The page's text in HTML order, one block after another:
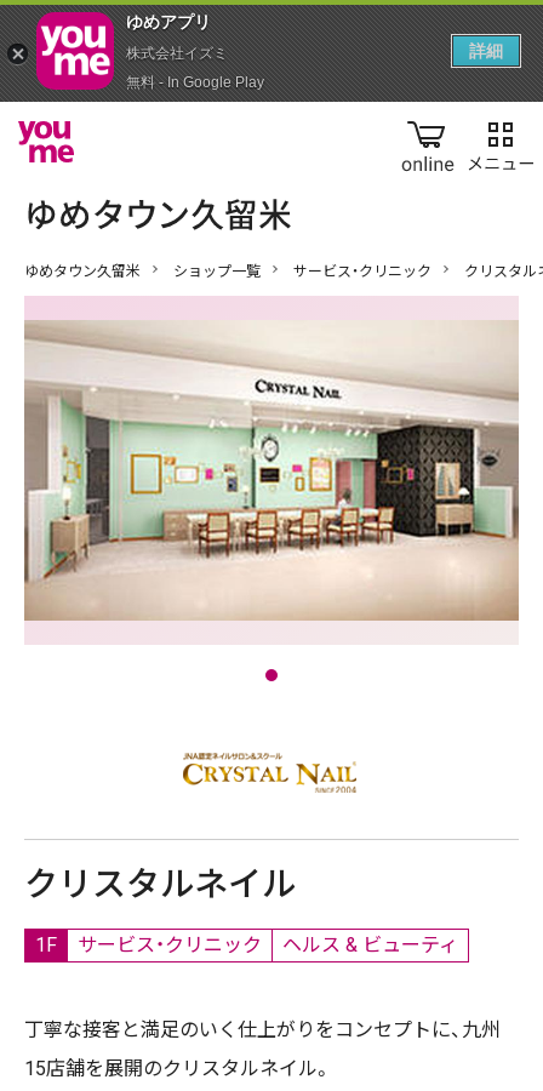
online
ゆめタウン久留米 ショップ一覧 サービス・クリニック クリスタル
クリスタルネイル
1F サービス・クリニック ヘルス & ビューティ
丁寧な接客と満足のいく仕上がりをコンセプトに、九州
15店舗を展開のクリスタルネイル。
ゆめアプ‪リ‬
株式会社イズミ
無料 - In Google Play
詳細